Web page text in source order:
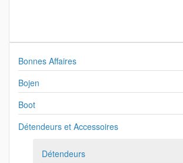
Bonnes Affaires
Bojen
Boot
Détendeurs et Accessoires
Détendeurs